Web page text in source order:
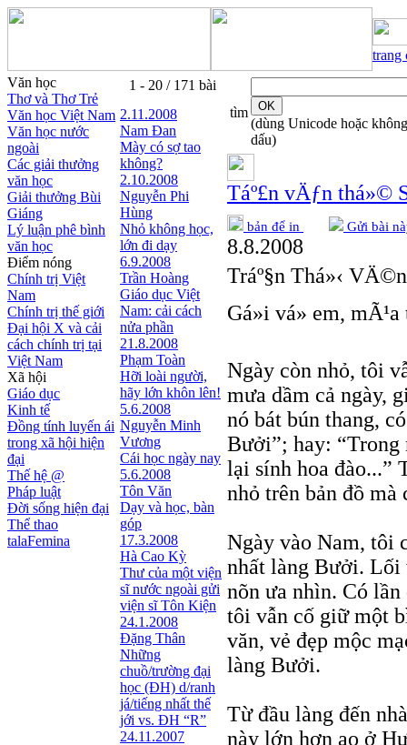
trang
Văn học
Thơ và Thơ Trẻ
Văn học Việt Nam
Văn học nước
ngoài
Các giải thưởng
văn học
Giải thưởng Bùi
Giáng
Lý luận phê bình
văn học
Điểm nóng
Chính trị Việt
Nam
Chính trị thế giới
Đại hội X và cải
cách chính trị tại
Việt Nam
Xã hội
Giáo dục
Kinh tế
Đồng tính luyến ái
trong xã hội hiện
đại
Thế hệ @
Pháp luật
Đời sống hiện đại
Thể thao
talaFemina
1 - 20 / 171 bài
2.11.2008
Nam Đan
Mày có sợ tao
không?
2.10.2008
Nguyễn Phi
Hùng
Nhỏ không học,
lớn đi dạy
6.9.2008
Trần Hoàng
Giáo dục Việt
Nam: cải cách
nửa phần
21.8.2008
Phạm Toàn
Hỡi loài người,
hãy lớn khôn lên!
5.6.2008
Nguyễn Minh
Vương
Cái học ngày nay
5.6.2008
Tôn Văn
Dạy và học, bàn
góp
17.3.2008
Hà Cao Kỳ
Thư của một viện
sĩ nước ngoài gửi
viện sĩ Tôn Kiện
24.1.2008
Đặng Thân
Những
chuồ/trường đại
học (ĐH) d/ranh
já/tiếng nhất thế
jới vs. ĐH “R”
24.11.2007
tìm
(dùng Unicode hoặc không
dấu)
Táº£n vÄƒn thá»©
bản để in Gửi bài
8.8.2008
Tráº§n Thá»‹
Gá»­i vá» em,
Ngày còn nhỏ, tôi
mưa dầm cả ngày,
nó bát bún thang,
Bưởi”; hay: “Trong
lại sính hoa đào...”
nhỏ trên bản đồ mà
Ngày vào Nam, tôi
nhất làng Bưởi. Lối
nõn ưa nhìn. Có
tôi vẫn cố giữ một
văn, vẻ đẹp mộc
làng Bưởi.
Từ đầu làng đến
này lớn hơn ao ở